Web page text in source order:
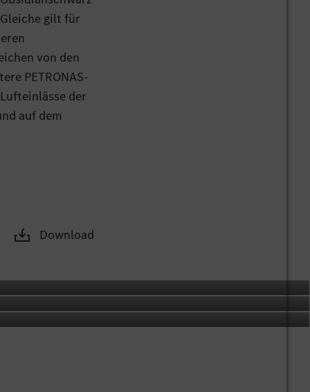
gilt für
von den
PETRONAS-
der
auf dem
die
kommen
in den
betont
Download